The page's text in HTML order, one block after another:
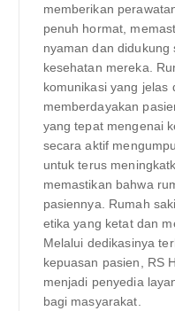
memberikan
penuh hormat,
nyaman dan
kesehatan mereka.
komunikasi yang jelas
memberdayakan
yang tepat mengenai
secara aktif
untuk terus
memastikan bahwa
pasiennya. Rumah
etika yang ketat dan
Melalui dedikasinya
kepuasan pasien, RS
menjadi penyedia
bagi masyarakat.